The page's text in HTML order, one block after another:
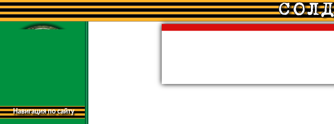
Навигация по сайту